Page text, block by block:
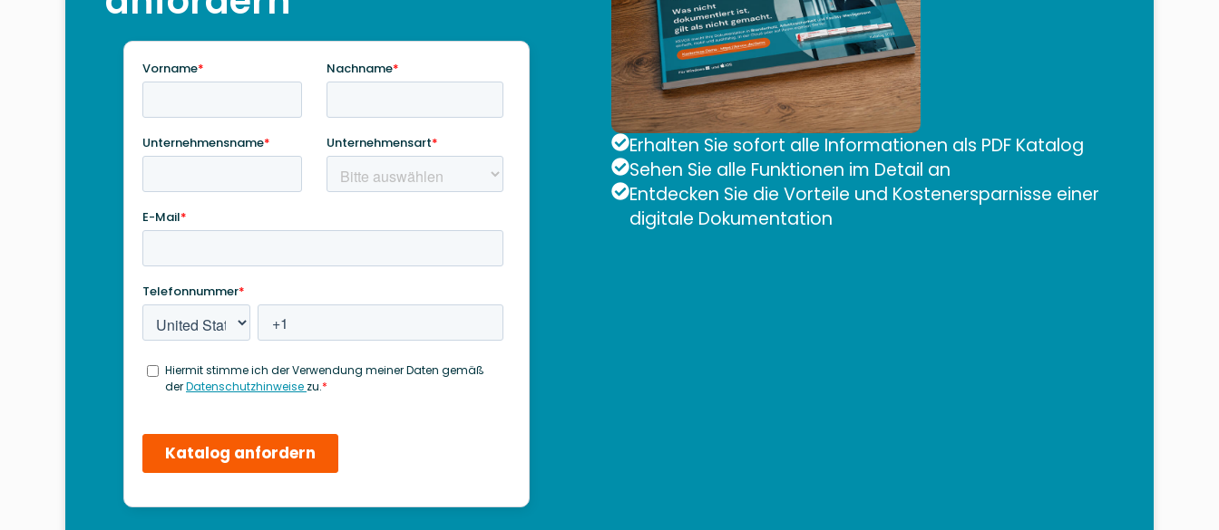
Erhalten Sie sofort alle Informationen als PDF Katalog
Sehen Sie alle Funktionen im Detail an
Entdecken Sie die Vorteile und Kostenersparnisse einer
digitale Dokumentation